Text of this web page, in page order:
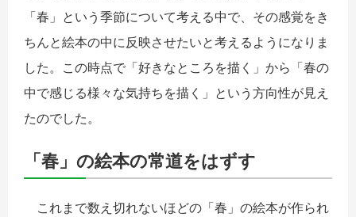
「春」という季節について考える中で、その感覚をき
ちんと絵本の中に反映させたいと考えるようになりま
した。この時点で「好きなところを描く」から「春の
中で感じる様々な気持ちを描く」という方向性が見え
たのでした。
「春」の絵本の常道をはずす
これまで数え切れないほどの「春」の絵本が作られ